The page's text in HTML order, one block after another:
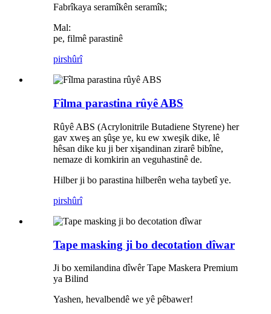
Fabrîkaya seramîkên seramîk;
Mal:
pe, filmê parastinê
pirshûrî
Fîlma parastina rûyê ABS
Rûyê ABS (Acrylonitrile Butadiene Styrene) her
gav xweş an şûşe ye, ku ew xweşik dike, lê
hêsan dike ku ji ber xişandinan zirarê bibîne,
nemaze di komkirin an veguhastinê de.
Hilber ji bo parastina hilberên weha taybetî ye.
pirshûrî
Tape masking ji bo decotation dîwar
Ji bo xemilandina dîwêr Tape Maskera Premium
ya Bilind
Yashen, hevalbendê we yê pêbawer!